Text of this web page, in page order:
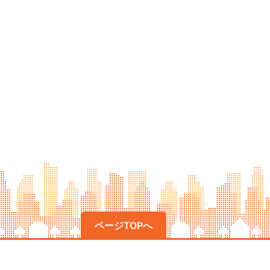
ページTOPへ